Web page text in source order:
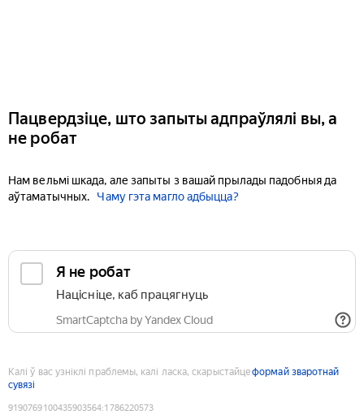
Пацвердзіце, што запыты адпраўлялі вы, а
не робат
Нам вельмі шкада, але запыты з вашай прылады падобныя да
аўтаматычных.
Чаму гэта магло адбыцца?
Я не робат
Націсніце, каб працягнуць
SmartCaptcha by Yandex Cloud
Калі ў вас узніклі праблемы, калі ласка, скарыстайцеформай зваротнай
сувязі
9190769100435903564:1786220573